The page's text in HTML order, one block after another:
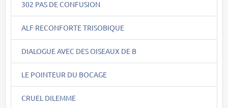
302 PAS DE CONFUSION
ALF RECONFORTE TRISOBIQUE
DIALOGUE AVEC DES OISEAUX DE B
LE POINTEUR DU BOCAGE
CRUEL DILEMME